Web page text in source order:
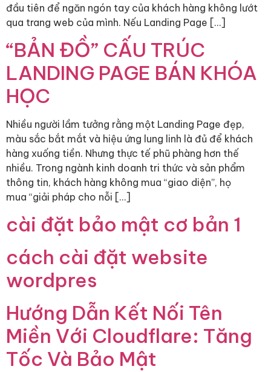
đầu tiên để ngăn ngón tay của khách hàng không lướt
qua trang web của mình. Nếu Landing Page […]
“BẢN ĐỒ” CẤU TRÚC
LANDING PAGE BÁN KHÓA
HỌC
Nhiều người lầm tưởng rằng một Landing Page đẹp,
màu sắc bắt mắt và hiệu ứng lung linh là đủ để khách
hàng xuống tiền. Nhưng thực tế phũ phàng hơn thế
nhiều. Trong ngành kinh doanh tri thức và sản phẩm
thông tin, khách hàng không mua “giao diện”, họ
mua “giải pháp cho nỗi […]
cài đặt bảo mật cơ bản 1
cách cài đặt website
wordpres
Hướng Dẫn Kết Nối Tên
Miền Với Cloudflare: Tăng
Tốc Và Bảo Mật